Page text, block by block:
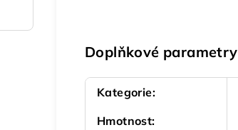
Doplňkové parametry
Kategorie:
Hmotnost: